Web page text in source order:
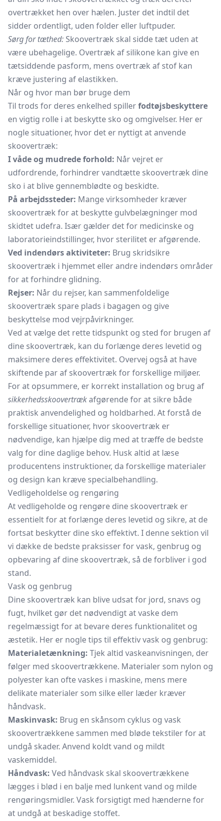
overtrækket hen over hælen. Juster det indtil det
sidder ordentligt, uden folder eller luftpuder.
Sørg for tæthed: Skoovertræk skal sidde tæt uden at
være ubehagelige. Overtræk af silikone kan give en
tætsiddende pasform, mens overtræk af stof kan
kræve justering af elastikken.
Når og hvor man bør bruge dem
Til trods for deres enkelhed spillerfodtøjsbeskyttere
en vigtig rolle i at beskytte sko og omgivelser. Her er
nogle situationer, hvor det er nyttigt at anvende
skoovertræk:
I våde og mudrede forhold: Når vejret er
udfordrende, forhindrer vandtætte skoovertræk dine
sko i at blive gennemblødte og beskidte.
På arbejdssteder: Mange virksomheder kræver
skoovertræk for at beskytte gulvbelægninger mod
skidtet udefra. Især gælder det for medicinske og
laboratorieindstillinger, hvor sterilitet er afgørende.
Ved indendørs aktiviteter: Brug skridsikre
skoovertræk i hjemmet eller andre indendørs områder
for at forhindre glidning.
Rejser: Når du rejser, kan sammenfoldelige
skoovertræk spare plads i bagagen og give
beskyttelse mod vejrpåvirkninger.
Ved at vælge det rette tidspunkt og sted for brugen af
dine skoovertræk, kan du forlænge deres levetid og
maksimere deres effektivitet. Overvej også at have
skiftende par af skoovertræk for forskellige miljøer.
For at opsummere, er korrekt installation og brug af
sikkerhedsskoovertrækafgørende for at sikre både
praktisk anvendelighed og holdbarhed. At forstå de
forskellige situationer, hvor skoovertræk er
nødvendige, kan hjælpe dig med at træffe de bedste
valg for dine daglige behov. Husk altid at læse
producentens instruktioner, da forskellige materialer
og design kan kræve specialbehandling.
Vedligeholdelse og rengøring
At vedligeholde og rengøre dine skoovertræk er
essentielt for at forlænge deres levetid og sikre, at de
fortsat beskytter dine sko effektivt. I denne sektion vil
vi dække de bedste praksisser for vask, genbrug og
opbevaring af dine skoovertræk, så de forbliver i god
stand.
Vask og genbrug
Dine skoovertræk kan blive udsat for jord, snavs og
fugt, hvilket gør det nødvendigt at vaske dem
regelmæssigt for at bevare deres funktionalitet og
æstetik. Her er nogle tips til effektiv vask og genbrug:
Materialetænkning: Tjek altid vaskeanvisningen, der
følger med skoovertrækkene. Materialer som nylon og
polyester kan ofte vaskes i maskine, mens mere
delikate materialer som silke eller læder kræver
håndvask.
Maskinvask: Brug en skånsom cyklus og vask
skoovertrækkene sammen med bløde tekstiler for at
undgå skader. Anvend koldt vand og mildt
vaskemiddel.
Håndvask: Ved håndvask skal skoovertrækkene
lægges i blød i en balje med lunkent vand og milde
rengøringsmidler. Vask forsigtigt med hænderne for
at undgå at beskadige stoffet.